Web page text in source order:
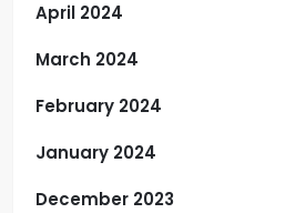
April 2024
March 2024
February 2024
January 2024
December 2023